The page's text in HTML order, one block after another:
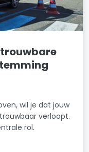
wil je dat jouw
verloopt.
rol.